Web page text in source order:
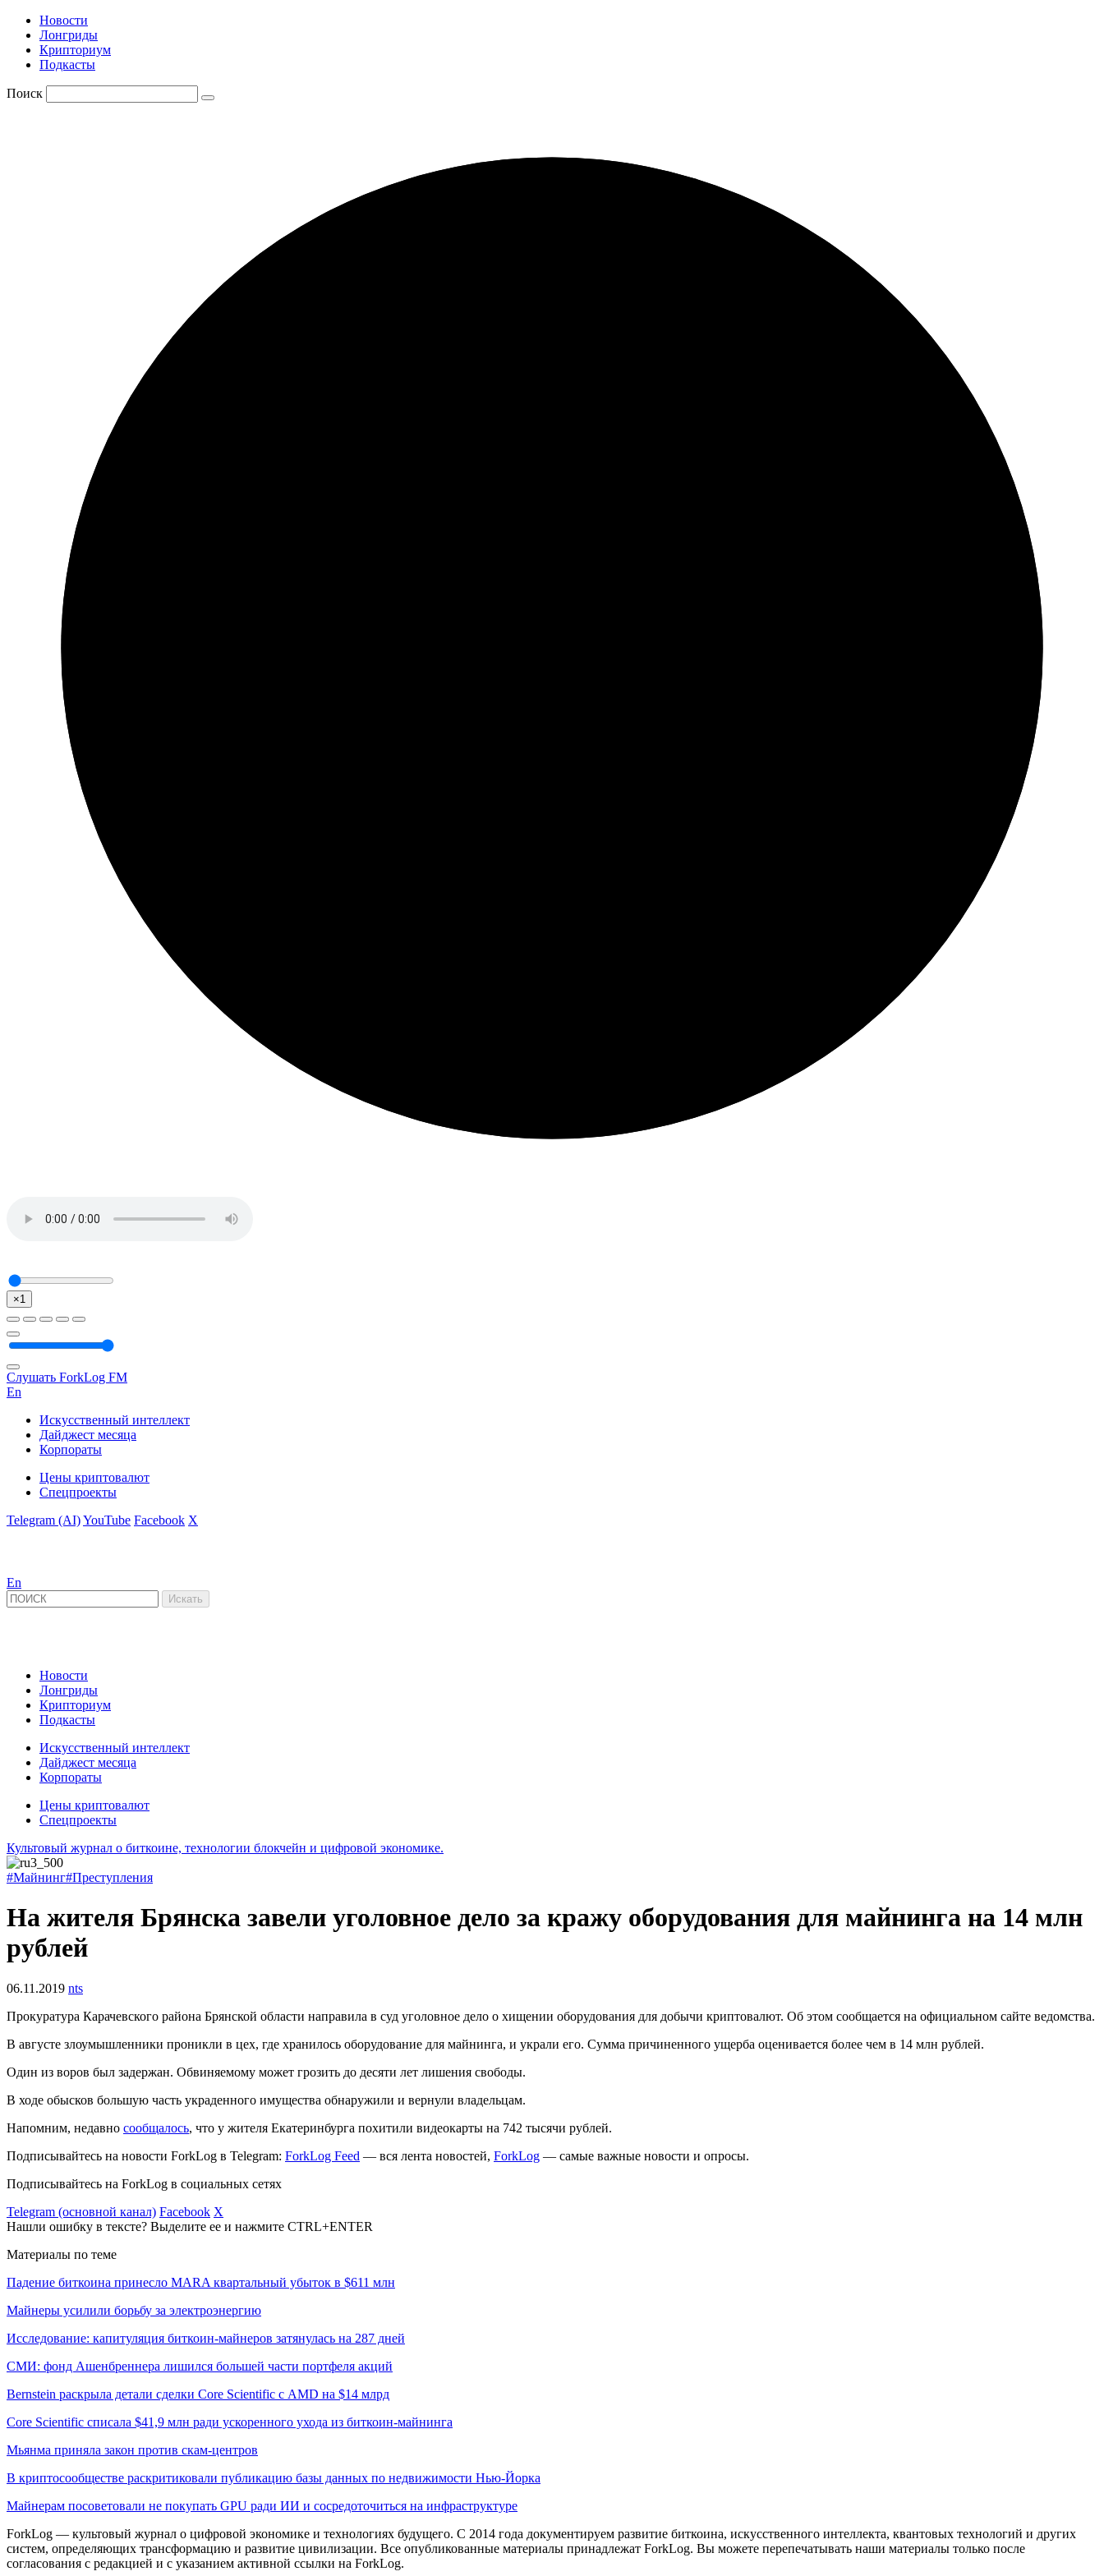
Новости
Лонгриды
Крипториум
Подкасты
Поиск
×1
Слушать ForkLog FM
En
Искусственный интеллект
Дайджест месяца
Корпораты
Цены криптовалют
Спецпроекты
Telegram (AI)YouTube Facebook X
En
Новости
Лонгриды
Крипториум
Подкасты
Искусственный интеллект
Дайджест месяца
Корпораты
Цены криптовалют
Спецпроекты
Культовый журнал о биткоине, технологии блокчейн и цифровой экономике.
#Майнинг#Преступления
На жителя Брянска завели уголовное дело за кражу оборудования для майнинга на 14 млн
рублей
06.11.2019 nts
Прокуратура Карачевского района Брянской области направила в суд уголовное дело о хищении оборудования для добычи криптовалют. Об этом сообщается на официальном сайте ведомства.
В августе злоумышленники проникли в цех, где хранилось оборудование для майнинга, и украли его. Сумма причиненного ущерба оценивается более чем в 14 млн рублей.
Один из воров был задержан. Обвиняемому может грозить до десяти лет лишения свободы.
В ходе обысков большую часть украденного имущества обнаружили и вернули владельцам.
Напомним, недавно сообщалось, что у жителя Екатеринбурга похитили видеокарты на 742 тысячи рублей.
Подписывайтесь на новости ForkLog в Telegram: ForkLog Feed — вся лента новостей, ForkLog — самые важные новости и опросы.
Подписывайтесь на ForkLog в социальных сетях
Telegram (основной канал) Facebook X
Нашли ошибку в тексте? Выделите ее и нажмите CTRL+ENTER
Материалы по теме
Падение биткоина принесло MARA квартальный убыток в $611 млн
Майнеры усилили борьбу за электроэнергию
Исследование: капитуляция биткоин-майнеров затянулась на 287 дней
СМИ: фонд Ашенбреннера лишился большей части портфеля акций
Bernstein раскрыла детали сделки Core Scientific с AMD на $14 млрд
Core Scientific списала $41,9 млн ради ускоренного ухода из биткоин-майнинга
Мьянма приняла закон против скам-центров
В криптосообществе раскритиковали публикацию базы данных по недвижимости Нью-Йорка
Майнерам посоветовали не покупать GPU ради ИИ и сосредоточиться на инфраструктуре
ForkLog — культовый журнал о цифровой экономике и технологиях будущего. С 2014 года документируем развитие биткоина, искусственного интеллекта, квантовых технологий и других
систем, определяющих трансформацию и развитие цивилизации. Все опубликованные материалы принадлежат ForkLog. Вы можете перепечатывать наши материалы только после
согласования с редакцией и с указанием активной ссылки на ForkLog.